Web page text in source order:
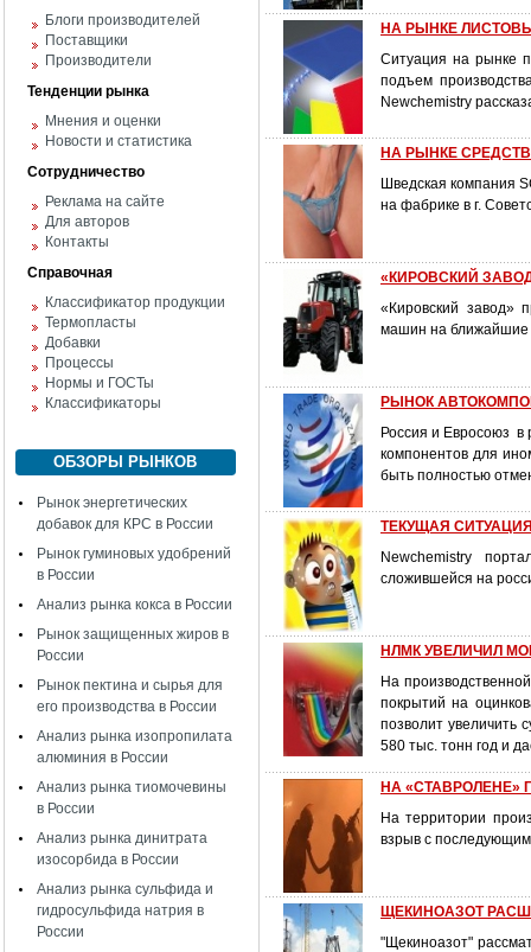
Блоги производителей
Поставщики
Производители
Тенденции рынка
Мнения и оценки
Новости и статистика
Сотрудничество
Реклама на сайте
Для авторов
Контакты
Справочная
Классификатор продукции
Термопласты
Добавки
Процессы
Нормы и ГОСТы
Классификаторы
ОБЗОРЫ РЫНКОВ
Рынок энергетических
добавок для КРС в России
Рынок гуминовых удобрений
в России
Анализ рынка кокса в России
Рынок защищенных жиров в
России
Рынок пектина и сырья для
его производства в России
Анализ рынка изопропилата
алюминия в России
Анализ рынка тиомочевины
в России
Анализ рынка динитрата
изосорбида в России
Анализ рынка сульфида и
гидросульфида натрия в
России
НА РЫНКЕ
Ситуация на рынке
подъем
Newchemistry
НА РЫНКЕ
Шведская компания
на фабрике в г.
«КИРОВСКИЙ
«Кировский завод»
машин на ближайшие
РЫНОК
Россия и Евросоюз в
компонентов для
быть полностью
ТЕКУЩАЯ
Newchemistry
сложившейся на
НЛМК УВЕЛИЧИЛ
На
покрытий на
позволит увеличить
580 тыс. тонн год и
НА «СТАВРОЛЕНЕ»
На территории
взрыв с
ЩЕКИНОАЗОТ
"Щекиноазот"